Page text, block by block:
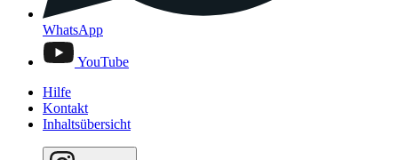
WhatsApp
YouTube
Hilfe
Kontakt
Inhaltsübersicht